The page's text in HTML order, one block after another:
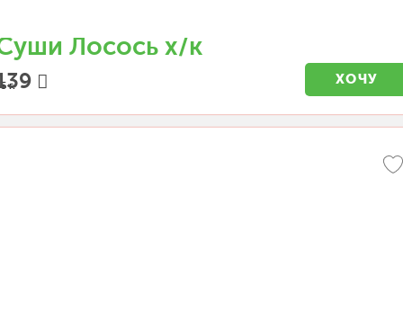
Лосось х/к
г. ХОЧУ